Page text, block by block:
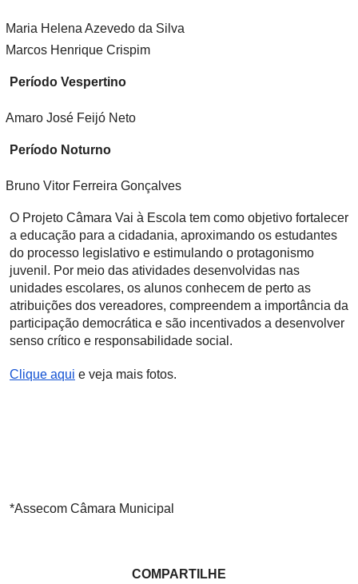
Maria Helena Azevedo da Silva
Marcos Henrique Crispim
Período Vespertino
Amaro José Feijó Neto
Período Noturno
Bruno Vitor Ferreira Gonçalves
O Projeto Câmara Vai à Escola tem como objetivo fortalecer
a educação para a cidadania, aproximando os estudantes
do processo legislativo e estimulando o protagonismo
juvenil. Por meio das atividades desenvolvidas nas
unidades escolares, os alunos conhecem de perto as
atribuições dos vereadores, compreendem a importância da
participação democrática e são incentivados a desenvolver
senso crítico e responsabilidade social.
Clique aqui e veja mais fotos.
*Assecom Câmara Municipal
COMPARTILHE